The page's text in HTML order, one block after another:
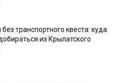
транспортного квеста: куда
из Крылатского